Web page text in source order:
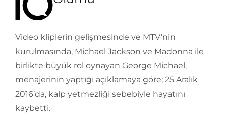
Video kliplerin gelişmesinde ve MTV’nin
kurulmasında, Michael Jackson ve Madonna ile
birlikte büyük rol oynayan George Michael,
menajerinin yaptığı açıklamaya göre; 25 Aralık
2016’da, kalp yetmezliği sebebiyle hayatını
kaybetti.